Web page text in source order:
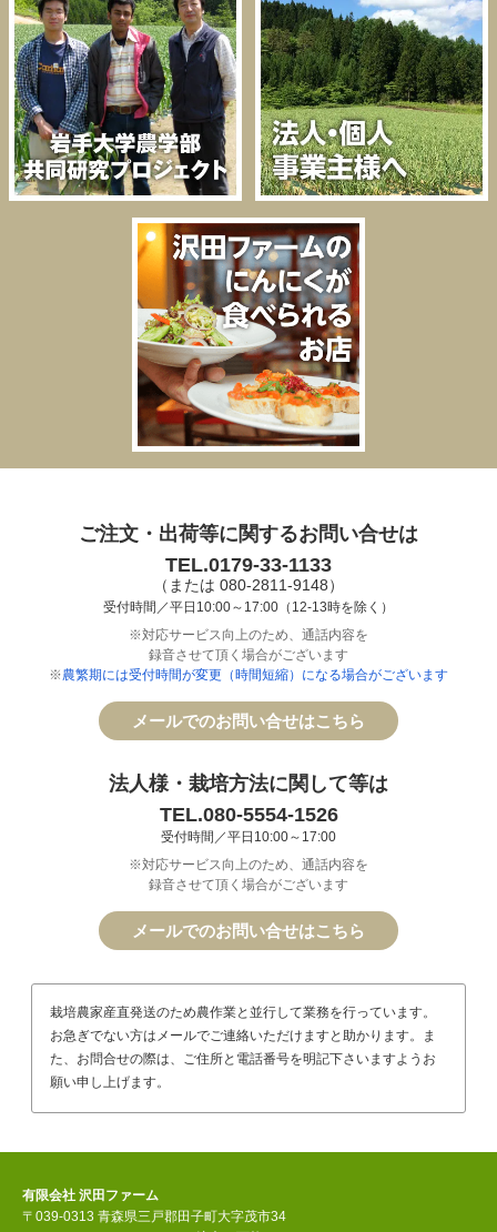
ご注文・出荷等に関するお問い合せは
TEL.0179-33-1133
（または 080-2811-9148）
受付時間／平日10:00～17:00（12-13時を除く）
※対応サービス向上のため、通話内容を
録音させて頂く場合がございます
※農繁期には受付時間が変更（時間短縮）になる場合がございます
メールでのお問い合せはこちら
法人様・栽培方法に関して等は
TEL.080-5554-1526
受付時間／平日10:00～17:00
※対応サービス向上のため、通話内容を
録音させて頂く場合がございます
メールでのお問い合せはこちら
栽培農家産直発送のため農作業と並行して業務を行っています。
お急ぎでない方はメールでご連絡いただけますと助かります。ま
た、お問合せの際は、ご住所と電話番号を明記下さいますようお
願い申し上げます。
有限会社 沢田ファーム
〒039-0313 青森県三戸郡田子町大字茂市34